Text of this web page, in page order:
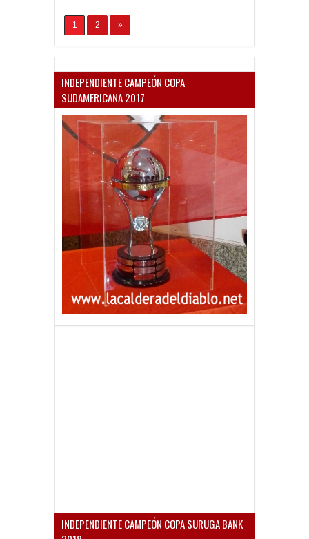
1 2 »
INDEPENDIENTE CAMPEÓN COPA
SUDAMERICANA 2017
INDEPENDIENTE CAMPEÓN COPA SURUGA BANK